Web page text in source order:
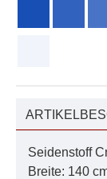
Seidenstoff
Breite: 140